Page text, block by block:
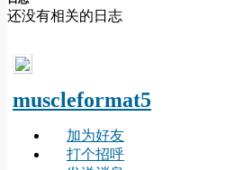
还没有相关的日志
muscleformat5
加为好友
打个招呼